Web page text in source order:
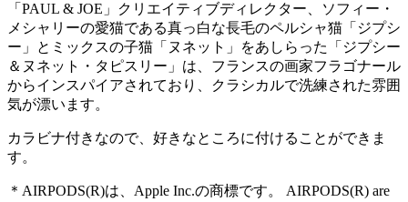
「PAUL & JOE」クリエイティブディレクター、ソフィー・
メシャリーの愛猫である真っ白な長毛のペルシャ猫「ジプシ
ー」とミックスの子猫「ヌネット」をあしらった「ジプシー
＆ヌネット・タピスリー」は、フランスの画家フラゴナール
からインスパイアされており、クラシカルで洗練された雰囲
気が漂います。
カラビナ付きなので、好きなところに付けることができま
す。
＊AIRPODS(R)は、Apple Inc.の商標です。 AIRPODS(R) are